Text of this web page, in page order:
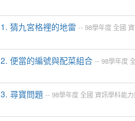
1. 猜九宮格裡的地雷 -- 98學年度全國
2. 便當的編號與配菜組合 -- 98學年度
3. 尋寶問題 -- 98學年度全國 資訊學科能